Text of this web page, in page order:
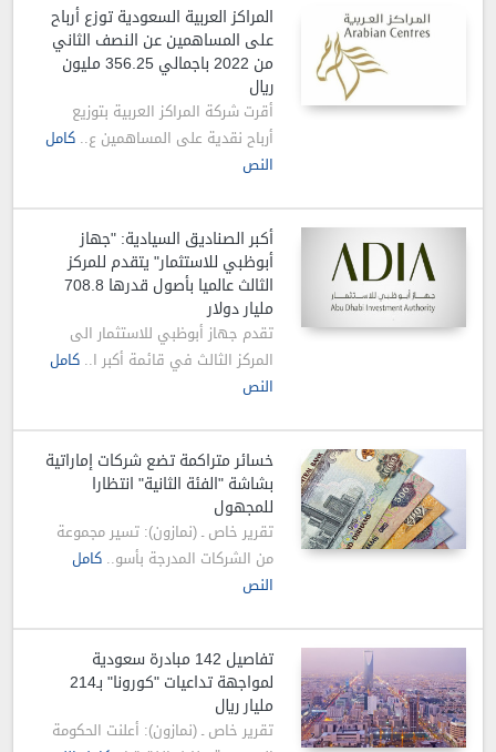
المراكز العربية السعودية توزع أرباح
على المساهمين عن النصف الثاني
من 2022 باجمالي 356.25 مليون
ريال
أقرت شركة المراكز العربية بتوزيع
أرباح نقدية على المساهمين ع..كامل
النص
أكبر الصناديق السيادية: "جهاز
أبوظبي للاستثمار" يتقدم للمركز
الثالث عالميا بأصول قدرها 708.8
مليار دولار
تقدم جهاز أبوظبي للاستثمار الى
المركز الثالث في قائمة أكبر ا..كامل
النص
خسائر متراكمة تضع شركات إماراتية
بشاشة "الفئة الثانية" انتظارا
للمجهول
تقرير خاص ـ (نمازون): تسير مجموعة
من الشركات المدرجة بأسو..كامل
النص
تفاصيل 142 مبادرة سعودية
لمواجهة تداعيات "كورونا" بـ214
مليار ريال
تقرير خاص ـ (نمازون): أعلنت الحكومة